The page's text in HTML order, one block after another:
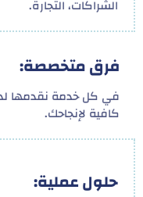
الشراكات، التجارة.
فرق متخصصة:
في كل خدمة نقدمها
كافية لإنجاحك.
حلول عملية: